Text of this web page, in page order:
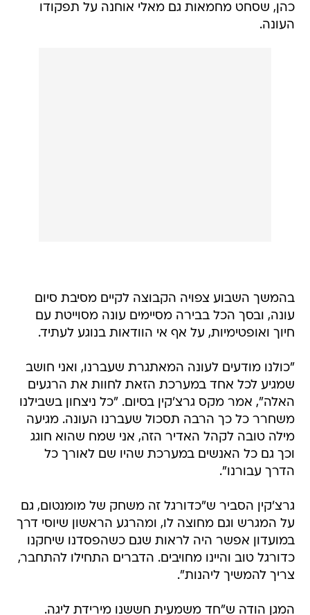
כהן, שסחט מחמאות גם מאלי אוחנה על תפקודו
העונה.
בהמשך השבוע צפויה הקבוצה לקיים מסיבת סיום
עונה, ובסך הכל בבירה מסיימים עונה מסוייטת עם
חיוך ואופטימיות, על אף אי הוודאות בנוגע לעתיד.
"כולנו מודעים לעונה המאתגרת שעברנו, ואני חושב
שמגיע לכל אחד במערכת הזאת לחוות את הרגעים
האלה", אמר מקס גרצ'קין בסיום. "כל ניצחון בשבילנו
משחרר כל כך הרבה תסכול שעברנו העונה. מגיעה
מילה טובה לקהל האדיר הזה, אני שמח שהוא חוגג
וכך גם כל האנשים במערכת שהיו שם לאורך כל
הדרך עבורנו".
גרצ'קין הסביר ש"כדורגל זה משחק של מומנטום, גם
על המגרש וגם מחוצה לו, ומהרגע הראשון שיוסי דרך
במועדון אפשר היה לראות שגם כשהפסדנו שיחקנו
כדורגל טוב והיינו מחויבים. הדברים התחילו להתחבר,
צריך להמשיך ליהנות".
המגן הודה ש"חד משמעית חששנו מירידת ליגה.